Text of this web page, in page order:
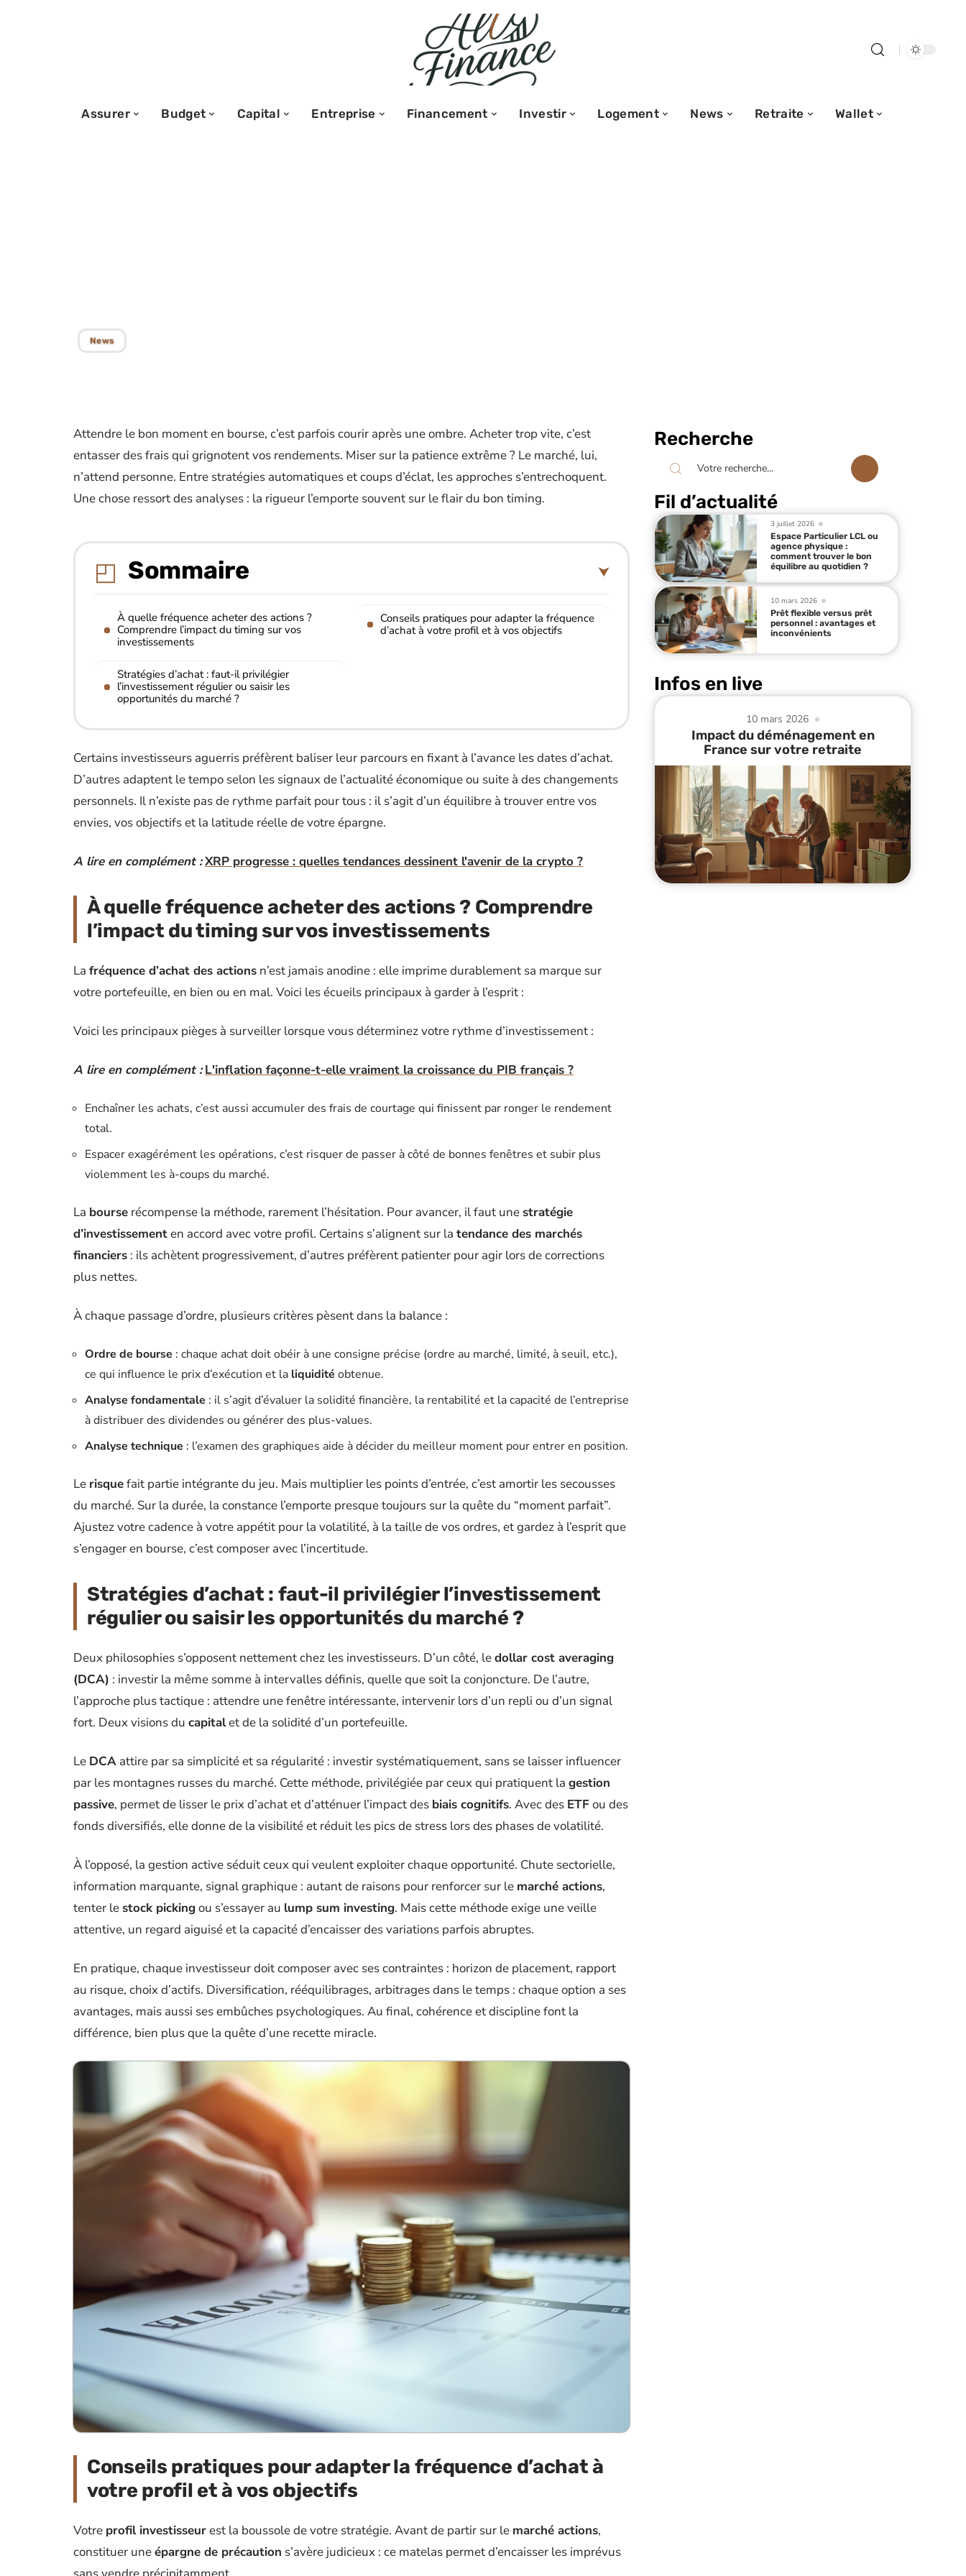
Assurer Budget Capital Entreprise Financement Investir Logement News Retraite Wallet
News
Attendre le bon moment en bourse, c’est parfois courir après une ombre. Acheter trop vite, c’est
entasser des frais qui grignotent vos rendements. Miser sur la patience extrême ? Le marché, lui,
n’attend personne. Entre stratégies automatiques et coups d’éclat, les approches s’entrechoquent.
Une chose ressort des analyses : la rigueur l’emporte souvent sur le flair du bon timing.
Sommaire
À quelle fréquence acheter des actions ?
Comprendre l’impact du timing sur vos
investissements
Stratégies d’achat : faut-il privilégier
l’investissement régulier ou saisir les
opportunités du marché ?
Conseils pratiques pour adapter la fréquence
d’achat à votre profil et à vos objectifs
Certains investisseurs aguerris préfèrent baliser leur parcours en fixant à l’avance les dates d’achat.
D’autres adaptent le tempo selon les signaux de l’actualité économique ou suite à des changements
personnels. Il n’existe pas de rythme parfait pour tous : il s’agit d’un équilibre à trouver entre vos
envies, vos objectifs et la latitude réelle de votre épargne.
A lire en complément :XRP progresse : quelles tendances dessinent l'avenir de la crypto ?
À quelle fréquence acheter des actions ? Comprendre
l’impact du timing sur vos investissements
La fréquence d’achat des actions n’est jamais anodine : elle imprime durablement sa marque sur
votre portefeuille, en bien ou en mal. Voici les écueils principaux à garder à l’esprit :
Voici les principaux pièges à surveiller lorsque vous déterminez votre rythme d’investissement :
A lire en complément : L'inflation façonne-t-elle vraiment la croissance du PIB français ?
Enchaîner les achats, c’est aussi accumuler des frais de courtage qui finissent par ronger le rendement
total.
Espacer exagérément les opérations, c’est risquer de passer à côté de bonnes fenêtres et subir plus
violemment les à-coups du marché.
La bourse récompense la méthode, rarement l’hésitation. Pour avancer, il faut une stratégie
d’investissementen accord avec votre profil. Certains s’alignent sur la tendance des marchés
financiers : ils achètent progressivement, d’autres préfèrent patienter pour agir lors de corrections
plus nettes.
À chaque passage d’ordre, plusieurs critères pèsent dans la balance :
Ordre de bourse : chaque achat doit obéir à une consigne précise (ordre au marché, limité, à seuil, etc.),
ce qui influence le prix d’exécution et la liquidité obtenue.
Analyse fondamentale : il s’agit d’évaluer la solidité financière, la rentabilité et la capacité de l’entreprise
à distribuer des dividendes ou générer des plus-values.
Analyse technique : l’examen des graphiques aide à décider du meilleur moment pour entrer en position.
Le risquefait partie intégrante du jeu. Mais multiplier les points d’entrée, c’est amortir les secousses
du marché. Sur la durée, la constance l’emporte presque toujours sur la quête du “moment parfait”.
Ajustez votre cadence à votre appétit pour la volatilité, à la taille de vos ordres, et gardez à l’esprit que
s’engager en bourse, c’est composer avec l’incertitude.
Stratégies d’achat : faut-il privilégier l’investissement
régulier ou saisir les opportunités du marché ?
Deux philosophies s’opposent nettement chez les investisseurs. D’un côté, ledollar cost averaging
(DCA) : investir la même somme à intervalles définis, quelle que soit la conjoncture. De l’autre,
l’approche plus tactique : attendre une fenêtre intéressante, intervenir lors d’un repli ou d’un signal
fort. Deux visions du capitalet de la solidité d’un portefeuille.
Le DCA attire par sa simplicité et sa régularité : investir systématiquement, sans se laisser influencer
par les montagnes russes du marché. Cette méthode, privilégiée par ceux qui pratiquent la gestion
passive, permet de lisser le prix d’achat et d’atténuer l’impact des biais cognitifs. Avec des ETFou des
fonds diversifiés, elle donne de la visibilité et réduit les pics de stress lors des phases de volatilité.
À l’opposé, la gestion active séduit ceux qui veulent exploiter chaque opportunité. Chute sectorielle,
information marquante, signal graphique : autant de raisons pour renforcer sur le marché actions,
tenter le stock pickingou s’essayer au lump sum investing. Mais cette méthode exige une veille
attentive, un regard aiguisé et la capacité d’encaisser des variations parfois abruptes.
En pratique, chaque investisseur doit composer avec ses contraintes : horizon de placement, rapport
au risque, choix d’actifs. Diversification, rééquilibrages, arbitrages dans le temps : chaque option a ses
avantages, mais aussi ses embûches psychologiques. Au final, cohérence et discipline font la
différence, bien plus que la quête d’une recette miracle.
Conseils pratiques pour adapter la fréquence d’achat à
votre profil et à vos objectifs
Votre profil investisseurest la boussole de votre stratégie. Avant de partir sur le marché actions,
constituer uneépargne de précaution s’avère judicieux : ce matelas permet d’encaisser les imprévus
Recherche
Fil d’actualité
3 juillet 2026
Espace Particulier LCL ou
agence physique :
comment trouver le bon
équilibre au quotidien ?
10 mars 2026
Prêt flexible versus prêt
personnel : avantages et
inconvénients
Infos en live
10 mars 2026
Impact du déménagement en
France sur votre retraite